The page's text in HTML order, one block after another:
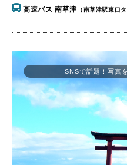
高速バス 南草津 （南草津駅東口
SNSで話題！写真